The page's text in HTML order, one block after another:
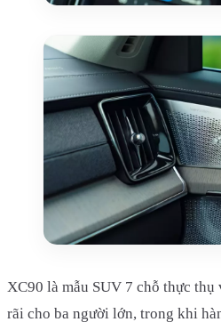
XC90 là mẫu SUV 7 chỗ thực
rãi cho ba người lớn, trong khi